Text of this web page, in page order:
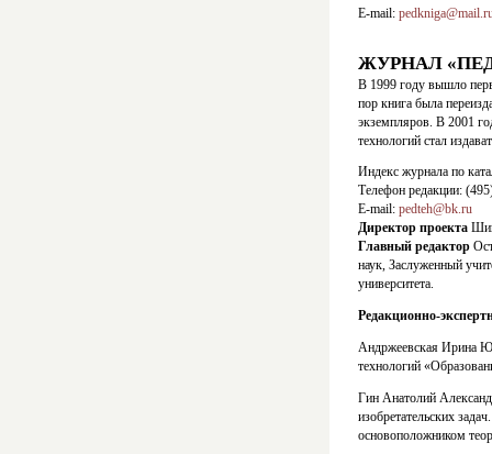
E-mail:
ЖУРНАЛ
В 1999 году вышло
пор книга была
экземпляров. В 2001
технологий стал
Индекс журнала по
Телефон редакции:
E-mail: pedteh@bk.ru
Директор проекта
Главный редактор
наук, Заслуженный
университета.
Редакционно-
Андржеевская Ирина
технологий
Гин Анатолий
изобретательских
основоположником